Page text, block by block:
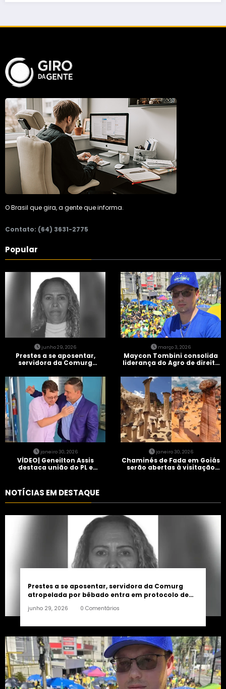
O Brasil que gira, a gente que informa.
Contato: (64) 3631-2775
Popular
junho 29, 2026
Prestes a se aposentar,
servidora da Comurg
entra em protocolo de
morte encefálica
março 3, 2026
Maycon Tombini consolida
liderança do Agro de direita
Brasil” em Goiânia
janeiro 30, 2026
VÍDEO| Geneilton Assis
destaca união do PL e
janeiro 30, 2026
Chaminés de Fada em Goiás
serão abertas à visitação
NOTÍCIAS EM DESTAQUE
Prestes a se aposentar, servidora da Comurg
atropelada por bêbado entra em protocolo de
junho 29, 2026 0 Comentários